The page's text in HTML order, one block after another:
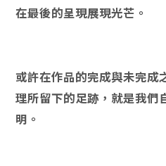
在最後的呈現展現光芒。
或許在作品的完成與未完成
理所留下的足跡，就是我們
明。